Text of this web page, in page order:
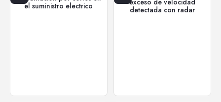
el suministro electrico
exceso de velocidad
detectada con radar